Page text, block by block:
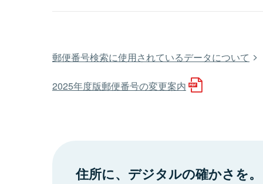
郵便番号検索に使用されているデータについて
2025年度版郵便番号の変更案内
住所に、デジタルの確かさを。